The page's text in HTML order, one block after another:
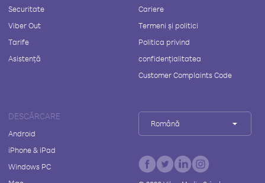
Securitate
Viber Out
Tarife
Asistență
Cariere
Termeni și politici
Politica privind
confidențialitatea
Customer Complaints Code
DESCĂRCARE
Android
iPhone & iPad
Windows PC
Română